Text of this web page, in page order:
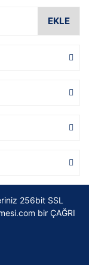
EKLE
256bit SSL
bir ÇAĞRI